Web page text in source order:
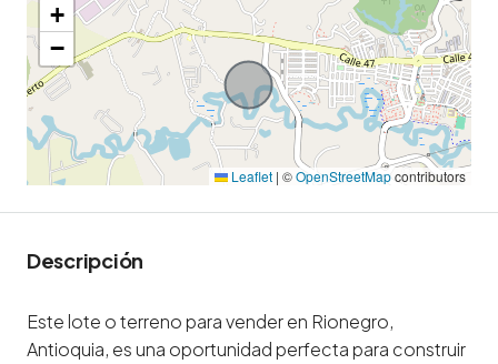
+
−
Leaflet | ©OpenStreetMapcontributors
Descripción
Este lote o terreno para vender en Rionegro,
Antioquia, es una oportunidad perfecta para construir